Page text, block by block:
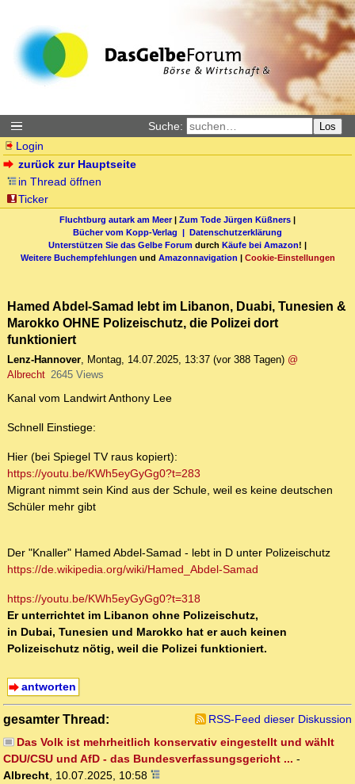
Suche: Los
Login
zurück zur Hauptseite
in Thread öffnen
Ticker
Fluchtburg autark am Meer| Zum Tode Jürgen Küßners |
Bücher vom Kopp-Verlag | Datenschutzerklärung
Unterstützen Sie das Gelbe Forum durch Käufe bei Amazon! |
Weitere Buchempfehlungen und Amazonnavigation | Cookie-Einstellungen
Hamed Abdel-Samad lebt im Libanon, Duabi, Tunesien &
Marokko OHNE Polizeischutz, die Polizei dort
funktioniert
Lenz-Hannover, Montag, 14.07.2025, 13:37 (vor 388 Tagen) @
Albrecht 2645 Views
Kanal vom Landwirt Anthony Lee
Schnell Einstiege:
Hier (bei Spiegel TV raus kopiert):
https://youtu.be/KWh5eyGyGg0?t=283
Migrant nimmt sein Kind aus der Schule, weil es keine deutschen
Schüler mehr gibt
Der "Knaller" Hamed Abdel-Samad - lebt in D unter Polizeischutz
https://de.wikipedia.org/wiki/Hamed_Abdel-Samad
https://youtu.be/KWh5eyGyGg0?t=318
Er unterrichtet im Libanon ohne Polizeischutz,
in Dubai, Tunesien und Marokko hat er auch keinen
Polizeischutz nötig, weil die Polizei funktioniert.
antworten
gesamter Thread:
RSS-Feed dieser Diskussion
Das Volk ist mehrheitlich konservativ eingestellt und wählt
CDU/CSU und AfD - das Bundesverfassungsgericht ... -
Albrecht, 10.07.2025, 10:58